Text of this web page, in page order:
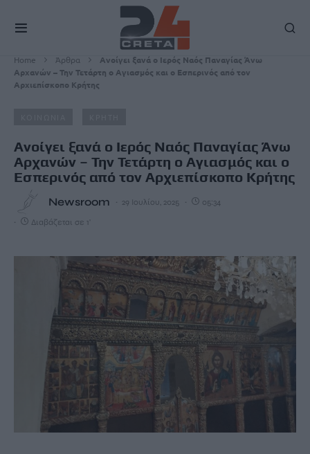
Home Άρθρα
Ανοίγει ξανά ο Ιερός Ναός Παναγίας Άνω
Αρχανών – Την Τετάρτη ο Αγιασμός και ο Εσπερινός από τον
Αρχιεπίσκοπο Κρήτης
Ανοίγει ξανά ο Ιερός Ναός Παναγίας Άνω
Αρχανών – Την Τετάρτη ο Αγιασμός και ο
Εσπερινός από τον Αρχιεπίσκοπο Κρήτης
Newsroom 29 Ιουλίου, 2025 05:34
Διαβάζεται σε 1'